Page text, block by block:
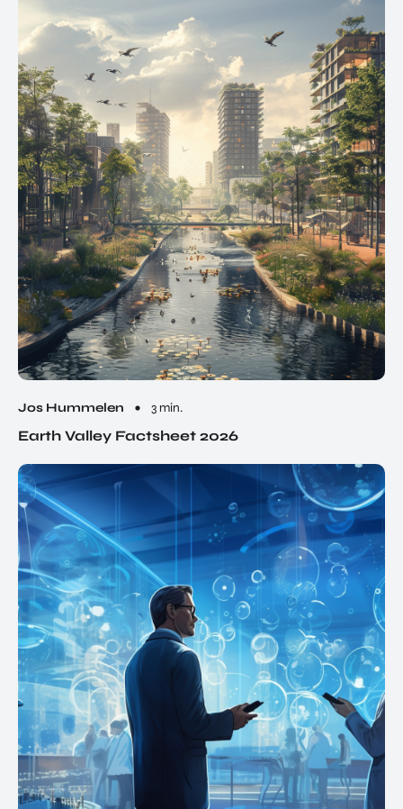
Jos Hummelen 3 min.
Earth Valley Factsheet 2026